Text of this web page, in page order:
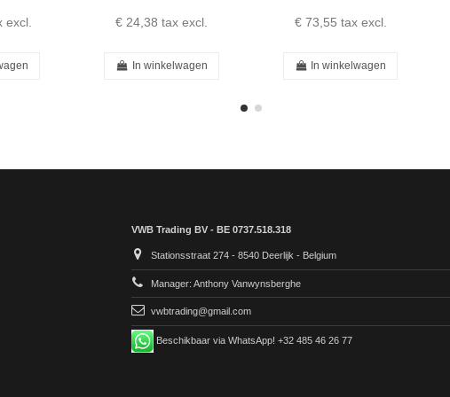
excl. € 24,38 tax excl.
In winkelwagen
€ 73,55 tax excl.
In winkelwagen
VWB Trading BV - BE 0737.518.318
Stationsstraat 274 - 8540 Deerlijk - Belgium
Manager: Anthony Vanwynsberghe
vwbtrading@gmail.com
Beschikbaar via WhatsApp! +32 485 46 26 77